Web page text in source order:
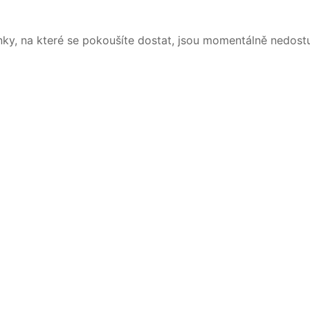
na které se pokoušíte dostat, jsou momentálně